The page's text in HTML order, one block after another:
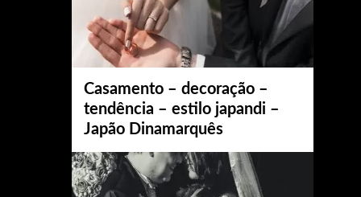
Casamento – decoração –
tendência – estilo japandi –
Japão Dinamarquês